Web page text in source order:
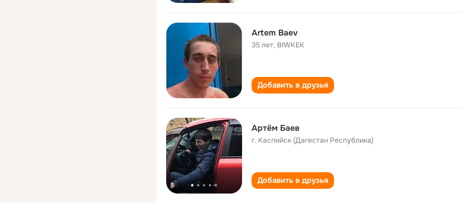
Artem Baev
35 лет, BIWKEK
Добавить в друзья
Артём Баев
г. Каспийск (Дагестан Республика)
Добавить в друзья